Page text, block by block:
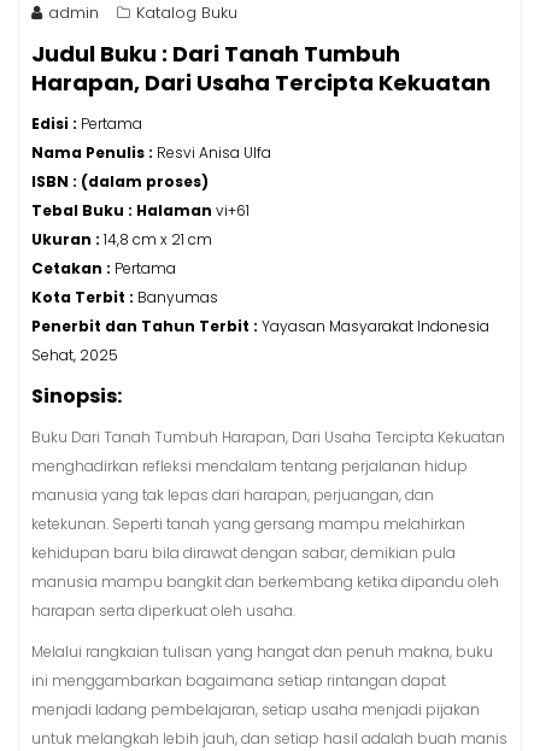
admin Katalog Buku
Judul Buku : Dari Tanah Tumbuh
Harapan, Dari Usaha Tercipta Kekuatan
Edisi : Pertama
Nama Penulis : Resvi Anisa Ulfa
ISBN : (dalam proses)
Tebal Buku : Halaman vi+61
Ukuran : 14,8 cm x 21 cm
Cetakan : Pertama
Kota Terbit : Banyumas
Penerbit dan Tahun Terbit : Yayasan Masyarakat Indonesia
Sehat, 2025
Sinopsis:
Buku Dari Tanah Tumbuh Harapan, Dari Usaha Tercipta Kekuatan
menghadirkan refleksi mendalam tentang perjalanan hidup
manusia yang tak lepas dari harapan, perjuangan, dan
ketekunan. Seperti tanah yang gersang mampu melahirkan
kehidupan baru bila dirawat dengan sabar, demikian pula
manusia mampu bangkit dan berkembang ketika dipandu oleh
harapan serta diperkuat oleh usaha.
Melalui rangkaian tulisan yang hangat dan penuh makna, buku
ini menggambarkan bagaimana setiap rintangan dapat
menjadi ladang pembelajaran, setiap usaha menjadi pijakan
untuk melangkah lebih jauh, dan setiap hasil adalah buah manis